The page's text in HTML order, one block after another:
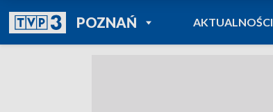
POZNAŃPOWRÓT DO
TVP REGIONY
AKTUALNOŚCI